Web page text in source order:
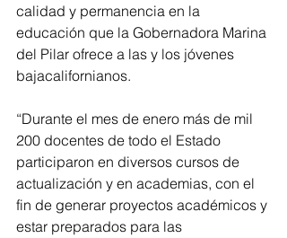
calidad y permanencia en la
educación que la Gobernadora Marina
del Pilar ofrece a las y los jóvenes
bajacalifornianos.
“Durante el mes de enero más de mil
200 docentes de todo el Estado
participaron en diversos cursos de
actualización y en academias, con el
fin de generar proyectos académicos y
estar preparados para las